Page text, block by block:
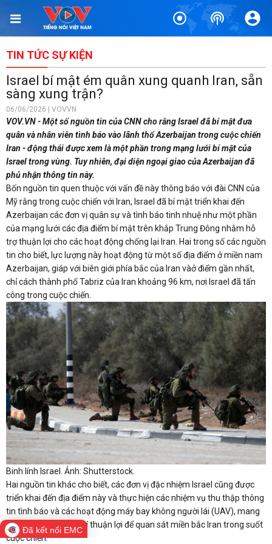
TIN TỨC SỰ KIỆN
Israel bí mật ém quân xung quanh Iran, sẵn
sàng xung trận?
06/06/2026 | VOVVN
VOV.VN - Một số nguồn tin của CNN cho rằng Israel đã bí mật đưa
quân và nhân viên tình báo vào lãnh thổ Azerbaijan trong cuộc chiến
Iran - động thái được xem là một phần trong mạng lưới bí mật của
Israel trong vùng. Tuy nhiên, đại diện ngoại giao của Azerbaijan đã
phủ nhận thông tin này.
Bốn nguồn tin quen thuộc với vấn đề này thông báo với đài CNN của
Mỹ rằng trong cuộc chiến với Iran, Israel đã bí mật triển khai đến
Azerbaijan các đơn vị quân sự và tình báo tinh nhuệ như một phần
của mạng lưới các địa điểm bí mật trên khắp Trung Đông nhằm hỗ
trợ thuận lợi cho các hoạt động chống lại Iran. Hai trong số các nguồn
tin cho biết, lực lượng này hoạt động từ một số địa điểm ở miền nam
Azerbaijan, giáp với biên giới phía bắc của Iran vàở điểm gần nhất,
chỉ cách thành phố Tabriz của Iran khoảng 96 km, nơi Israel đã tấn
công trong cuộc chiến.
Binh lính Israel. Ảnh: Shutterstock.
Hai nguồn tin khác cho biết, các đơn vị đặc nhiệm Israel cũng được
triển khai đến địa điểm này và thực hiện các nhiệm vụ thu thập thông
tin tình báo và các hoạt động máy bay không người lái (UAV), mang
lại cho Israel một vị trí thuận lợi để quan sát miền bắc Iran trong suốt
cuộc chiến.
Đã kết nối EMC